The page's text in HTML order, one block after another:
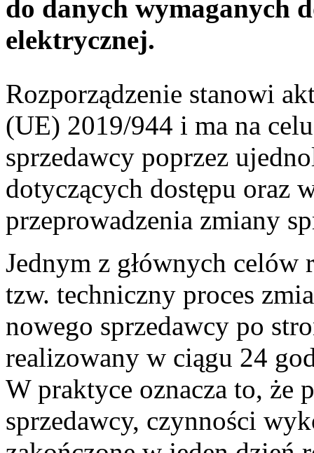
do danych wymaganych
elektrycznej.
Rozporządzenie stanowi
(UE) 2019/944 i ma na
sprzedawcy poprzez
dotyczących dostępu oraz
przeprowadzenia zmiany
Jednym z głównych celów
tzw. techniczny proces
nowego sprzedawcy po
realizowany w ciągu 24
W praktyce oznacza to, że
sprzedawcy, czynności